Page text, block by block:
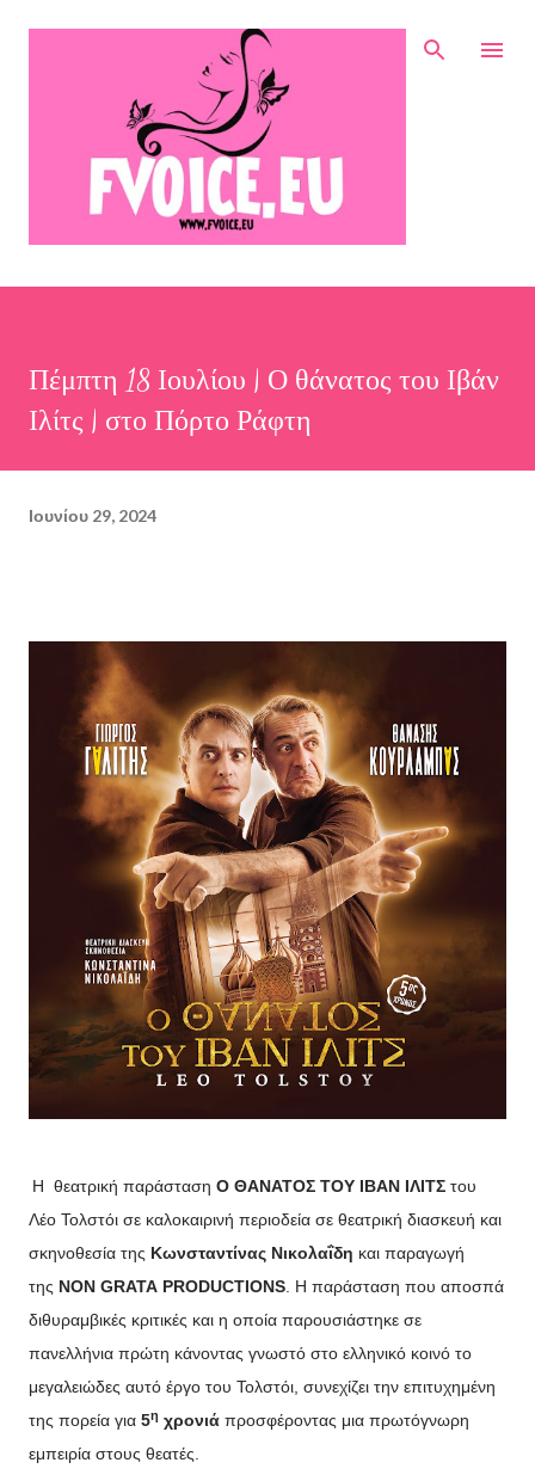
Μετάβαση στο κύριο περιεχόμενο
Πέμπτη 18 Ιουλίου | Ο θάνατος του Ιβάν
Ιλίτς | στο Πόρτο Ράφτη
Ιουνίου 29, 2024
Η θεατρική παράσταση Ο ΘΑΝΑΤΟΣ ΤΟΥ ΙΒΑΝ ΙΛΙΤΣ του
Λέο Τολστόι σε καλοκαιρινή περιοδεία σε θεατρική διασκευή και
σκηνοθεσία της Κωνσταντίνας Νικολαΐδη και παραγωγή
της NON GRATA PRODUCTIONS . Η παράσταση που αποσπά
διθυραμβικές κριτικές και η οποία παρουσιάστηκε σε
πανελλήνια πρώτη κάνοντας γνωστό στο ελληνικό κοινό το
μεγαλειώδες αυτό έργο του Τολστόι, συνεχίζει την επιτυχημένη
της πορεία για 5η χρονιά προσφέροντας μια πρωτόγνωρη
εμπειρία στους θεατές.